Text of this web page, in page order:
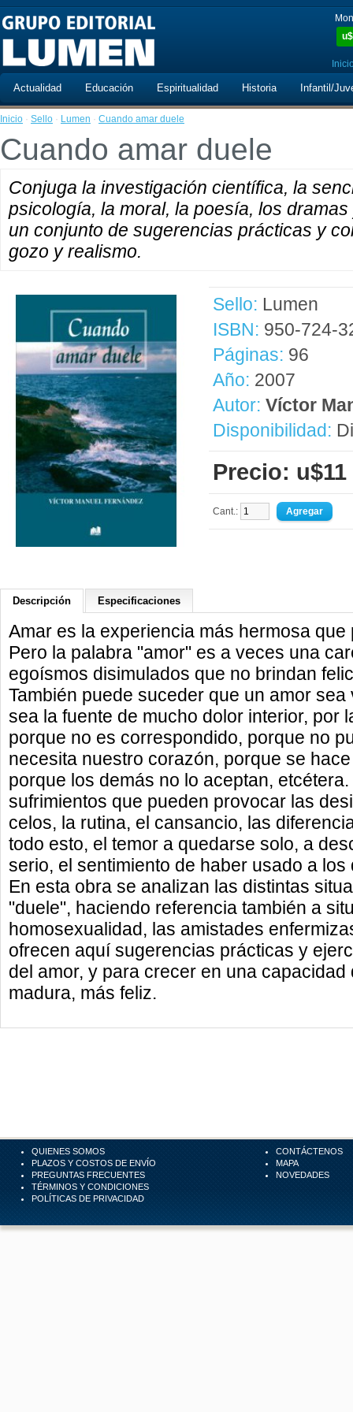
u$
Actualidad Educación Espiritualidad Historia Infantil/
Inicio · Sello · Lumen · Cuando amar duele
Cuando amar duele
Conjuga la investigación científica, la
psicología, la moral, la poesía, los
un conjunto de sugerencias prácticas y
gozo y realismo.
Sello: Lumen
ISBN: 950-724-
Páginas: 96
Año: 2007
Autor: Víctor
Disponibilidad:
Precio: u$11
Cant.:
Descripción Especificaciones
Amar es la experiencia más hermosa
Pero la palabra "amor" es a veces una
egoísmos disimulados que no brindan
También puede suceder que un amor
sea la fuente de mucho dolor interior, por
porque no es correspondido, porque no
necesita nuestro corazón, porque se
porque los demás no lo aceptan,
sufrimientos que pueden provocar las
celos, la rutina, el cansancio, las
todo esto, el temor a quedarse solo, a
serio, el sentimiento de haber usado a
En esta obra se analizan las distintas
"duele", haciendo referencia también a
homosexualidad, las amistades
ofrecen aquí sugerencias prácticas y
del amor, y para crecer en una
madura, más feliz.
QUIENES SOMOS
PLAZOS Y COSTOS DE ENVÍO
PREGUNTAS FRECUENTES
TÉRMINOS Y CONDICIONES
POLÍTICAS DE PRIVACIDAD
CONTÁCTENOS
MAPA
NOVEDADES